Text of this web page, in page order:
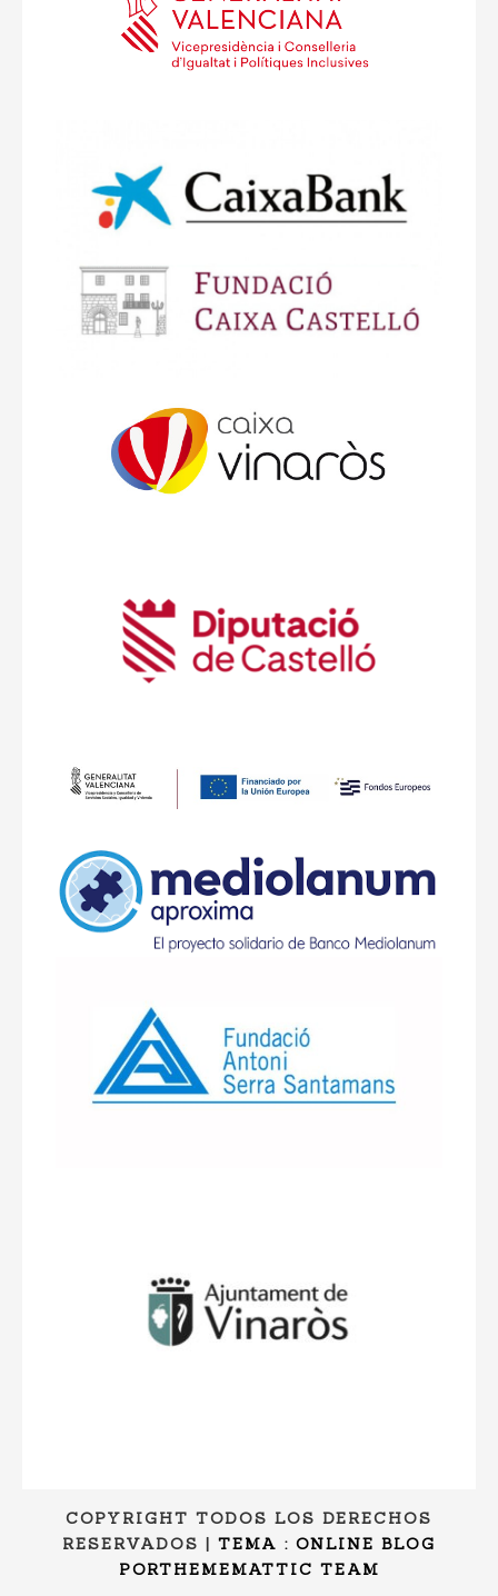
COPYRIGHT TODOS LOS DERECHOS
RESERVADOS
TEMA : ONLINE BLOG
PORTHEMEMATTIC TEAM